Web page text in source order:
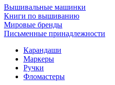
Вышивальные машинки
Книги по вышиванию
Мировые бренды
Письменные принадлежности
Карандаши
Маркеры
Ручки
Фломастеры